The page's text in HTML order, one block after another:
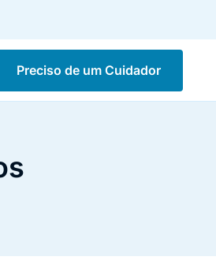
Preciso de um Cuidador